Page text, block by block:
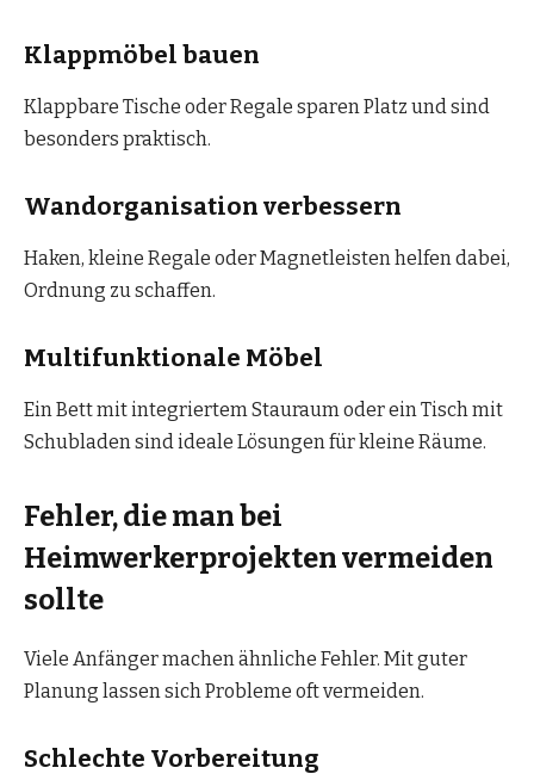
Klappmöbel bauen
Klappbare Tische oder Regale sparen Platz und sind
besonders praktisch.
Wandorganisation verbessern
Haken, kleine Regale oder Magnetleisten helfen dabei,
Ordnung zu schaffen.
Multifunktionale Möbel
Ein Bett mit integriertem Stauraum oder ein Tisch mit
Schubladen sind ideale Lösungen für kleine Räume.
Fehler, die man bei
Heimwerkerprojekten vermeiden
sollte
Viele Anfänger machen ähnliche Fehler. Mit guter
Planung lassen sich Probleme oft vermeiden.
Schlechte Vorbereitung